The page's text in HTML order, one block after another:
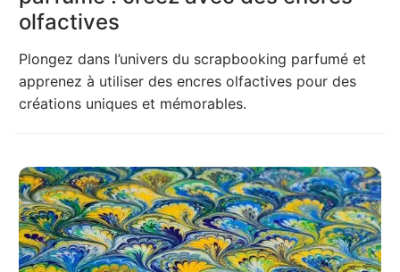
olfactives
Plongez dans l’univers du scrapbooking parfumé et
apprenez à utiliser des encres olfactives pour des
créations uniques et mémorables.